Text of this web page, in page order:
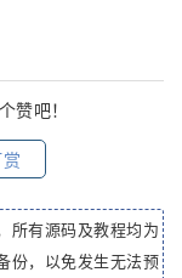
赞吧！
所有源码及教程均为
份，以免发生无法预